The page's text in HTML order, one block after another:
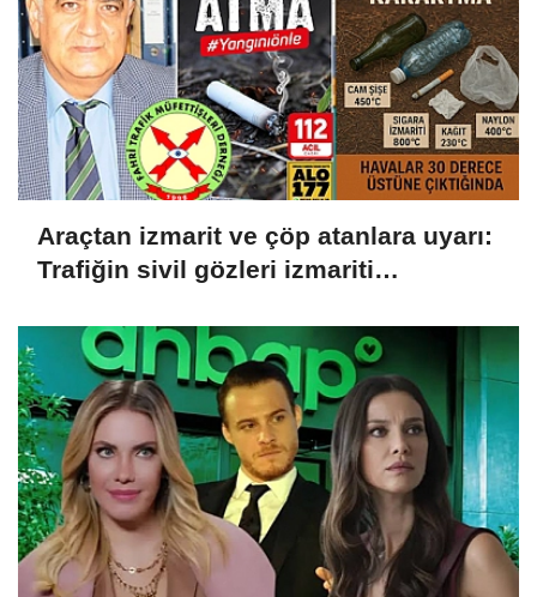
Araçtan izmarit ve çöp atanlara uyarı:
Trafiğin sivil gözleri izmariti